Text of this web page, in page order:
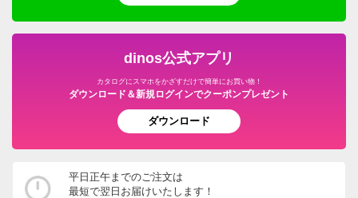
dinos公式アプリ
カタログにスマホをかざすだけで簡単にお買い物！
ダウンロード＆新規ログインでクーポンプレゼント
ダウンロード
平日正午までのご注文は
最短で翌日お届けいたします！